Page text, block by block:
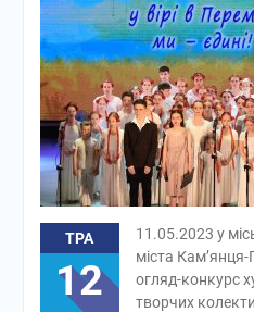
ТРА
12
11.05.2023 у
міста Кам’янця-
огляд-конкурс
творчих